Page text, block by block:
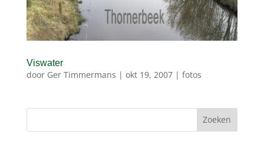
Viswater
door Ger Timmermans | okt 19, 2007| fotos
Zoeken